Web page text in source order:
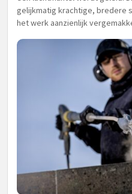
gelijkmatig krachtige, bredere
het werk aanzienlijk